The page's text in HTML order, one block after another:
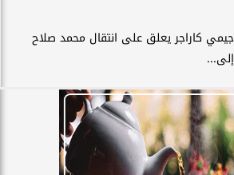
جيمي كاراجر يعلق على انتقال محمد صلاح
إلى...